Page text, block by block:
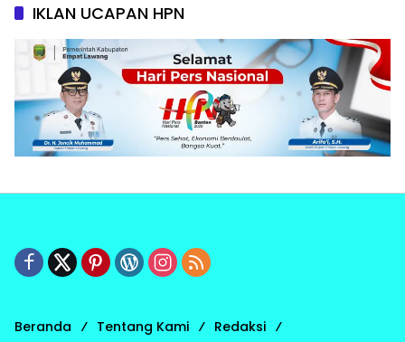
IKLAN UCAPAN HPN
Beranda Tentang Kami
Redaksi